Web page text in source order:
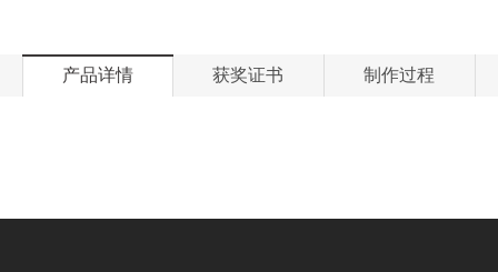
产品详情 获奖证书 制作过程